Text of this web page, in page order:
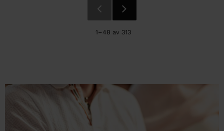
1– 48 av 313